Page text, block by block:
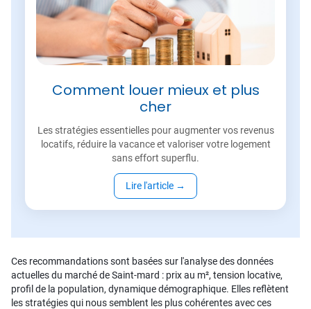
Comment louer mieux et plus
cher
Les stratégies essentielles pour augmenter vos revenus
locatifs, réduire la vacance et valoriser votre logement
sans effort superflu.
Lire l'article →
Ces recommandations sont basées sur l'analyse des données
actuelles du marché de Saint-mard : prix au m², tension locative,
profil de la population, dynamique démographique. Elles reflètent
les stratégies qui nous semblent les plus cohérentes avec ces